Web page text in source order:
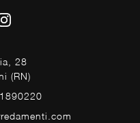
28
(RN)